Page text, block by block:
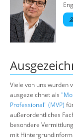
Viele von uns wurden
ausgezeichnet als
Professional" (MVP)
außerordentliches
besondere
mit